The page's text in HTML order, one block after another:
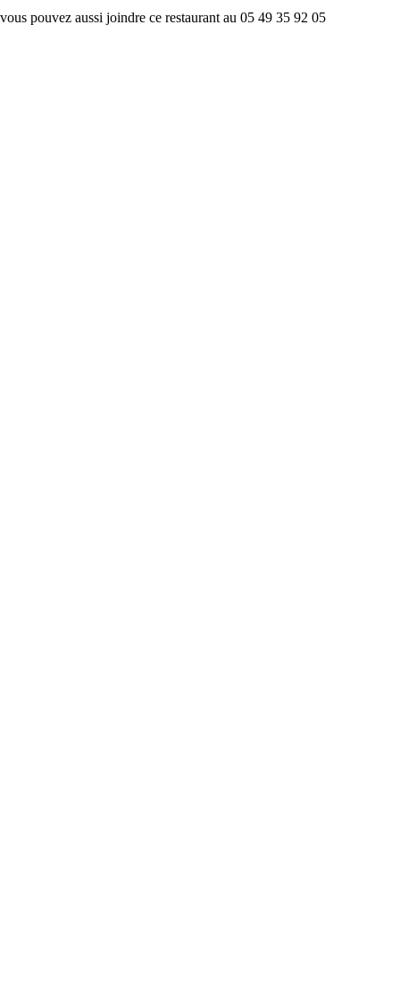
vous pouvez aussi joindre ce restaurant au 05 49 35 92 05